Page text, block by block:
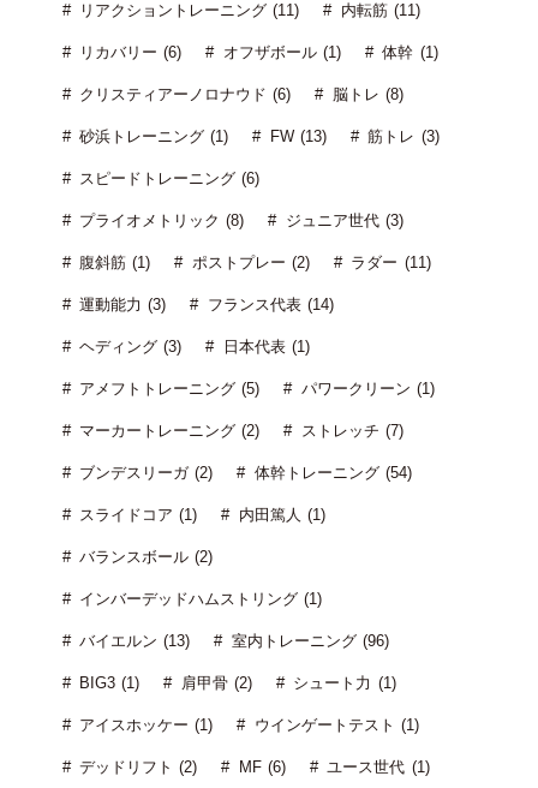
リアクショントレーニング (11) 内転筋 (11)
リカバリー (6) オフザボール (1) 体幹 (1)
クリスティアーノロナウド (6) 脳トレ (8)
砂浜トレーニング (1) FW (13) 筋トレ (3)
スピードトレーニング (6)
プライオメトリック (8) ジュニア世代 (3)
腹斜筋 (1) ポストプレー (2) ラダー (11)
運動能力 (3) フランス代表 (14)
ヘディング (3) 日本代表 (1)
アメフトトレーニング (5) パワークリーン (1)
マーカートレーニング (2) ストレッチ (7)
ブンデスリーガ (2) 体幹トレーニング (54)
スライドコア (1) 内田篤人 (1)
バランスボール (2)
インバーデッドハムストリング (1)
バイエルン (13) 室内トレーニング (96)
BIG3 (1) 肩甲骨 (2) シュート力 (1)
アイスホッケー (1) ウインゲートテスト (1)
デッドリフト (2) MF (6) ユース世代 (1)